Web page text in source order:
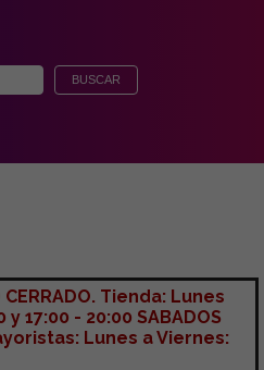
CERRADO. Tienda: Lunes
17:00 - 20:00 SABADOS
Lunes a Viernes: